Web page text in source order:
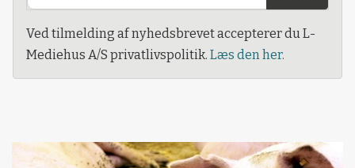
Ved tilmelding af nyhedsbrevet accepterer du L-
Mediehus A/S privatlivspolitik. Læs den her.